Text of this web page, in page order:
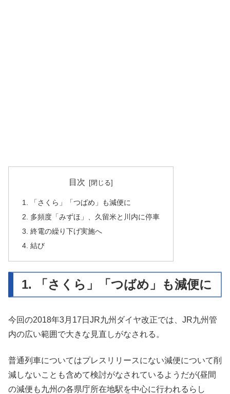
目次
1. 「さくら」「つばめ」も減便に
2. 多頻度「みずほ」、久留米と川内に停車
3. 終電の繰り下げ実施へ
4. 結び
1. 「さくら」「つばめ」も減便に
今回の2018年3月17日JR九州ダイヤ改正では、JR九州管
内の広い範囲で大きな見直しがなされる。
普通列車についてはプレスリリースにない減便について削
減しないことも含めて検討がなされているようだが(昼間
の減便も九州の各県庁所在地駅を中心に行われるらし